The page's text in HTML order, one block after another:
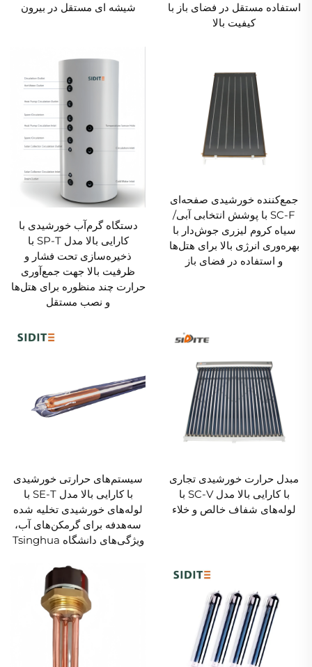
استفاده مستقل در فضای باز با
کیفیت بالا
شیشه ای مستقل در بیرون
جمع‌کننده خورشیدی صفحه‌ای
SC-F با پوشش انتخابی آبی/
سیاه کروم لیزری جوش‌دار با
بهره‌وری انرژی بالا برای هتل‌ها
و استفاده در فضای باز
دستگاه گرم‌آب خورشیدی با
کارایی بالا مدل SP-T با
ذخیره‌سازی تحت فشار و
ظرفیت بالا جهت جمع‌آوری
حرارت چند منظوره برای هتل‌ها
و نصب مستقل
مبدل حرارت خورشیدی تجاری
با کارایی بالا مدل SC-V با
لوله‌های شفاف خالص و خلاء
سیستم‌های حرارتی خورشیدی
با کارایی بالا مدل SE-T با
لوله‌های خورشیدی تخلیه شده
سه‌هدفه برای گرمکن‌های آب،
ویژگی‌های دانشگاه Tsinghua